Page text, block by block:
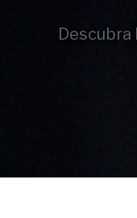
Descubra